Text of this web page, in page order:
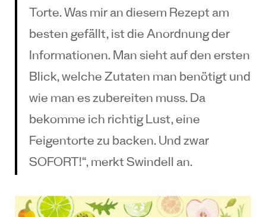
Torte. Was mir an diesem Rezept am
besten gefällt, ist die Anordnung der
Informationen. Man sieht auf den ersten
Blick, welche Zutaten man benötigt und
wie man es zubereiten muss. Da
bekomme ich richtig Lust, eine
Feigentorte zu backen. Und zwar
SOFORT!“, merkt Swindell an.